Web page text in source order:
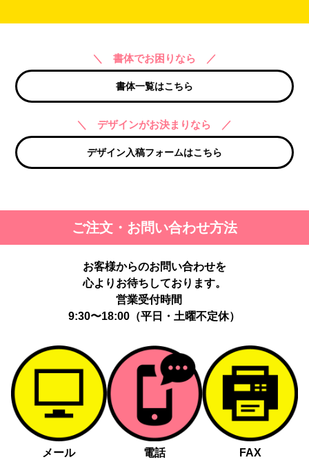
＼ 書体でお困りなら ／
書体一覧はこちら
＼ デザインがお決まりなら ／
デザイン入稿フォームはこちら
ご注文・お問い合わせ方法
お客様からのお問い合わせを
心よりお待ちしております。
営業受付時間
9:30〜18:00（平日・土曜不定休）
メール
電話 FAX